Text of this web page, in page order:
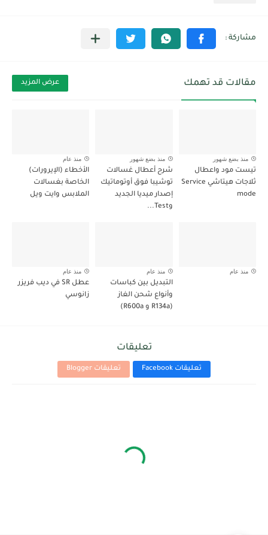
مقالات قد تهمك عرض المزيد
منذ بضع شهور
تيست مود واعطال
ثلاجات هيتاشي Service
mode
منذ بضع شهور
شرح أعطال غسالات
توشيبا فوق أوتوماتيك
إصدار ميديا الجديد
وTest...
منذ عام
الأخطاء (الإيرورات)
الخاصة بغسالات
الملابس وايت ويل
منذ عام منذ عام
التبديل بين كباسات
وأنواع شحن الغاز
(R134a و R600a)
منذ عام
عطل SR في ديب فريزر
زانوسي
تعليقات
تعليقات Facebook تعليقات Blogger